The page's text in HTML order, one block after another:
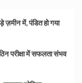
ज़मीन में, पंडित हो गया
परीक्षा में सफलता संभव